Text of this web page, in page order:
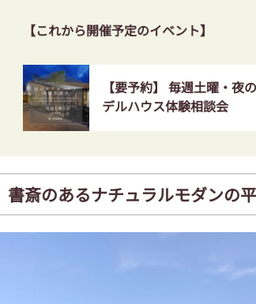
【これから開催予定のイベント】
【要予約】 毎週土曜・夜
デルハウス体験相談会
書斎のあるナチュラルモダンの